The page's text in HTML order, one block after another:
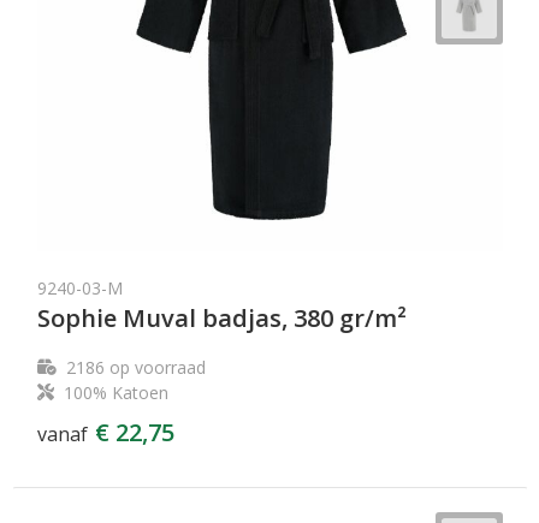
9240-03-M
Sophie Muval badjas, 380 gr/m²
2186 op voorraad
100% Katoen
vanaf € 22,75